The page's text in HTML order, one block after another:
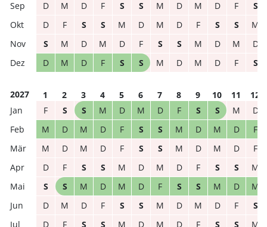
D
M D F S S M D M D F
S
D
F S S M D M D F S S
M
S
M D M D F S S M D M
D
D
M D F S S M D M D F S
2027 1 2 3 4 5 6 7 8 9 10 11
12
F
S S M D M D F S S M
D
M
D M D F S S M D M D
F
M
D M D F S S M D M D
F
D
F S S M D M D F S S
M
S
S M D M D F S S M D
M
D
M D F S S M D M D F
S
D
F S S M D M D F S S
M